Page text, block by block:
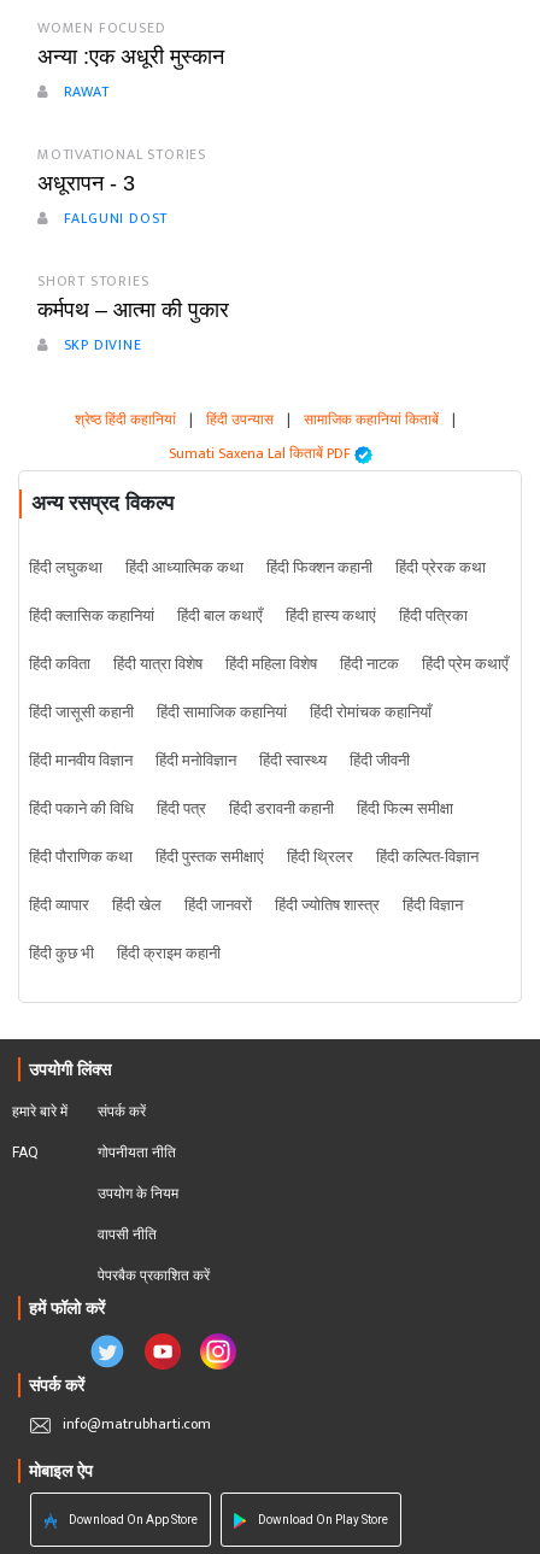
WOMEN FOCUSED
अन्या :एक अधूरी मुस्कान
RAWAT
MOTIVATIONAL STORIES
अधूरापन - 3
FALGUNI DOST
SHORT STORIES
कर्मपथ – आत्मा की पुकार
SKP DIVINE
श्रेष्ठ हिंदी कहानियां | हिंदी उपन्यास | सामाजिक कहानियां किताबें |
Sumati Saxena Lal किताबें PDF
अन्य रसप्रद विकल्प
हिंदी लघुकथा हिंदी आध्यात्मिक कथा हिंदी फिक्शन कहानी
हिंदी प्रेरक कथा
हिंदी क्लासिक कहानियां
हिंदी बाल कथाएँ हिंदी हास्य कथाएं
हिंदी पत्रिका
हिंदी कविता
हिंदी यात्रा विशेष हिंदी महिला विशेष हिंदी नाटक
हिंदी प्रेम कथाएँ
हिंदी जासूसी कहानी
हिंदी सामाजिक कहानियां
हिंदी रोमांचक कहानियाँ
हिंदी मानवीय विज्ञान
हिंदी मनोविज्ञान हिंदी स्वास्थ्य
हिंदी जीवनी
हिंदी पकाने की विधि
हिंदी पत्र हिंदी डरावनी कहानी
हिंदी फिल्म समीक्षा
हिंदी पौराणिक कथा
हिंदी पुस्तक समीक्षाएं हिंदी थ्रिलर
हिंदी कल्पित-विज्ञान
हिंदी व्यापार
हिंदी खेल हिंदी जानवरों हिंदी ज्योतिष शास्त्र
हिंदी विज्ञान
हिंदी कुछ भी
हिंदी क्राइम कहानी
उपयोगी लिंक्स
हमारे बारे में
FAQ
संपर्क करें
गोपनीयता नीति
उपयोग के नियम
वापसी नीति
पेपरबैक प्रकाशित करें
हमें फॉलो करें
संपर्क करें
info@matrubharti.com
मोबाइल ऐप
Download On App Store Download On Play Store